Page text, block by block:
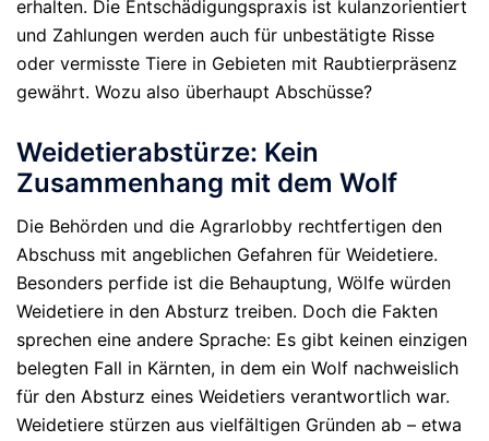
erhalten. Die Entschädigungspraxis ist kulanzorientiert
und Zahlungen werden auch für unbestätigte Risse
oder vermisste Tiere in Gebieten mit Raubtierpräsenz
gewährt. Wozu also überhaupt Abschüsse?
Weidetierabstürze: Kein
Zusammenhang mit dem Wolf
Die Behörden und die Agrarlobby rechtfertigen den
Abschuss mit angeblichen Gefahren für Weidetiere.
Besonders perfide ist die Behauptung, Wölfe würden
Weidetiere in den Absturz treiben. Doch die Fakten
sprechen eine andere Sprache: Es gibt keinen einzigen
belegten Fall in Kärnten, in dem ein Wolf nachweislich
für den Absturz eines Weidetiers verantwortlich war.
Weidetiere stürzen aus vielfältigen Gründen ab – etwa